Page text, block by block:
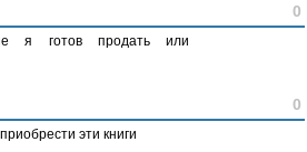
0
я готов продать или
0
эти книги